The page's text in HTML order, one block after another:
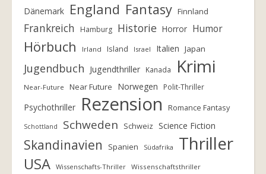
Dänemark England Fantasy Finnland
Frankreich Hamburg Historie Horror Humor
Hörbuch Irland Island Israel Italien Japan
Jugendbuch Jugendthriller Kanada Krimi
Near-Future Near Future Norwegen Polit-Thriller
Psychothriller Rezension Romance Fantasy
Schottland Schweden Schweiz Science Fiction
Skandinavien Spanien Südafrika Thriller
USA Wissenschafts-Thriller Wissenschaftsthriller